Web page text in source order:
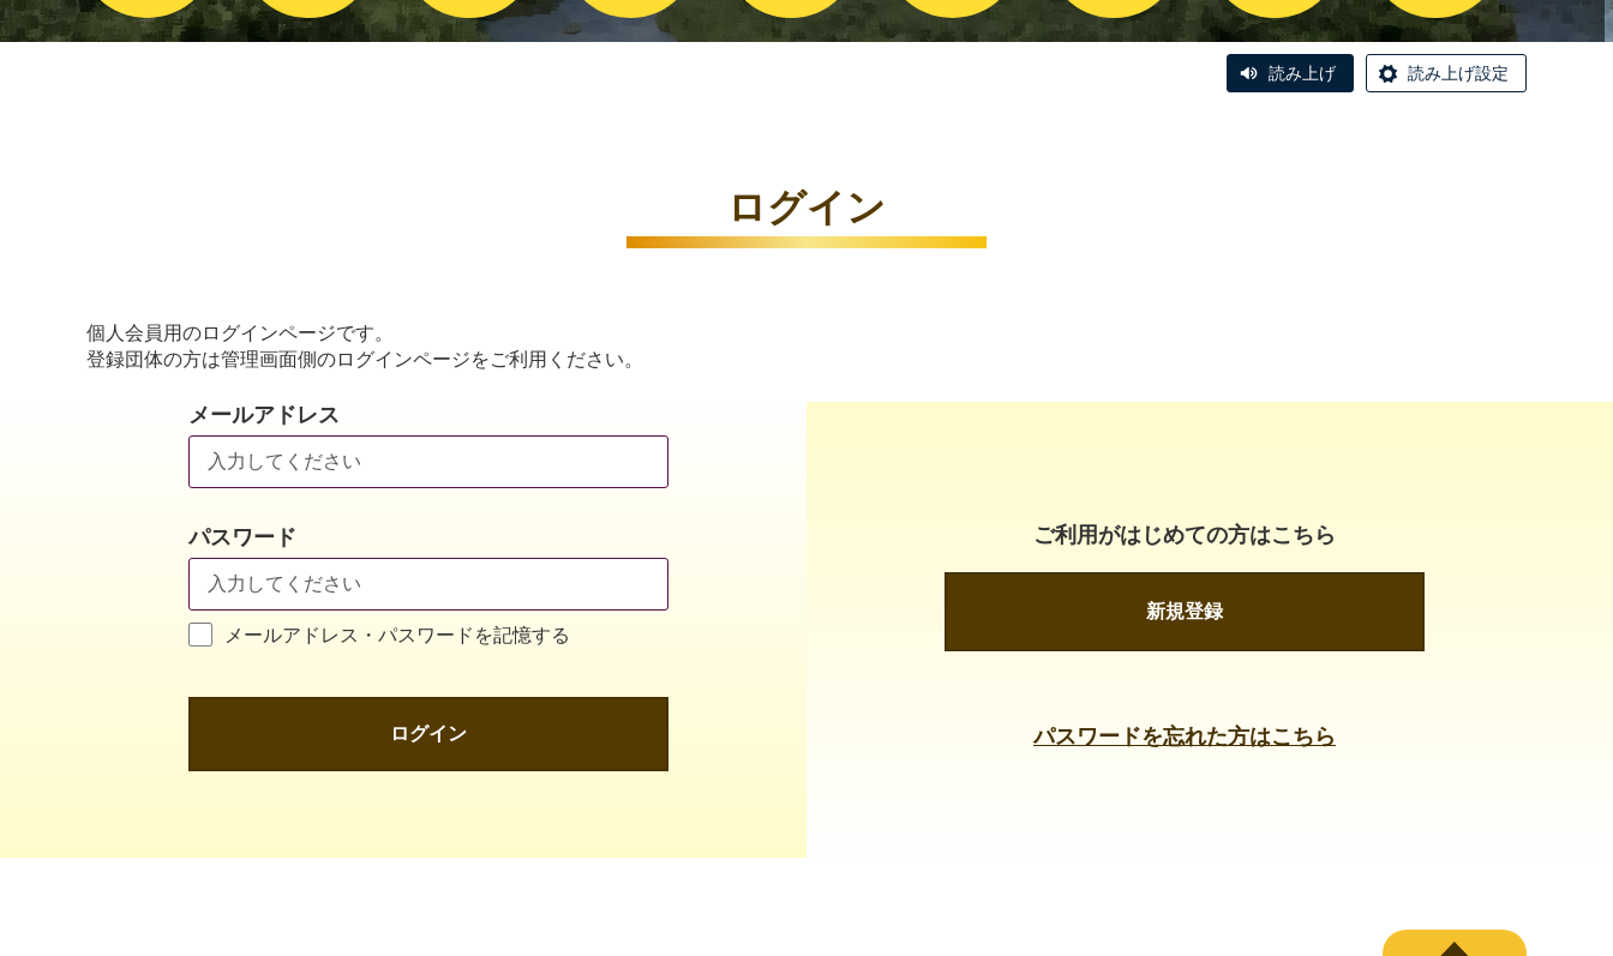
読み上げ 読み上げ設定
ログイン
個人会員用のログインページです。
登録団体の方は管理画面側のログインページをご利用ください。
メールアドレス
パスワード
メールアドレス・パスワードを記憶する
ログイン
ご利用がはじめての方はこちら
新規登録
パスワードを忘れた方はこちら